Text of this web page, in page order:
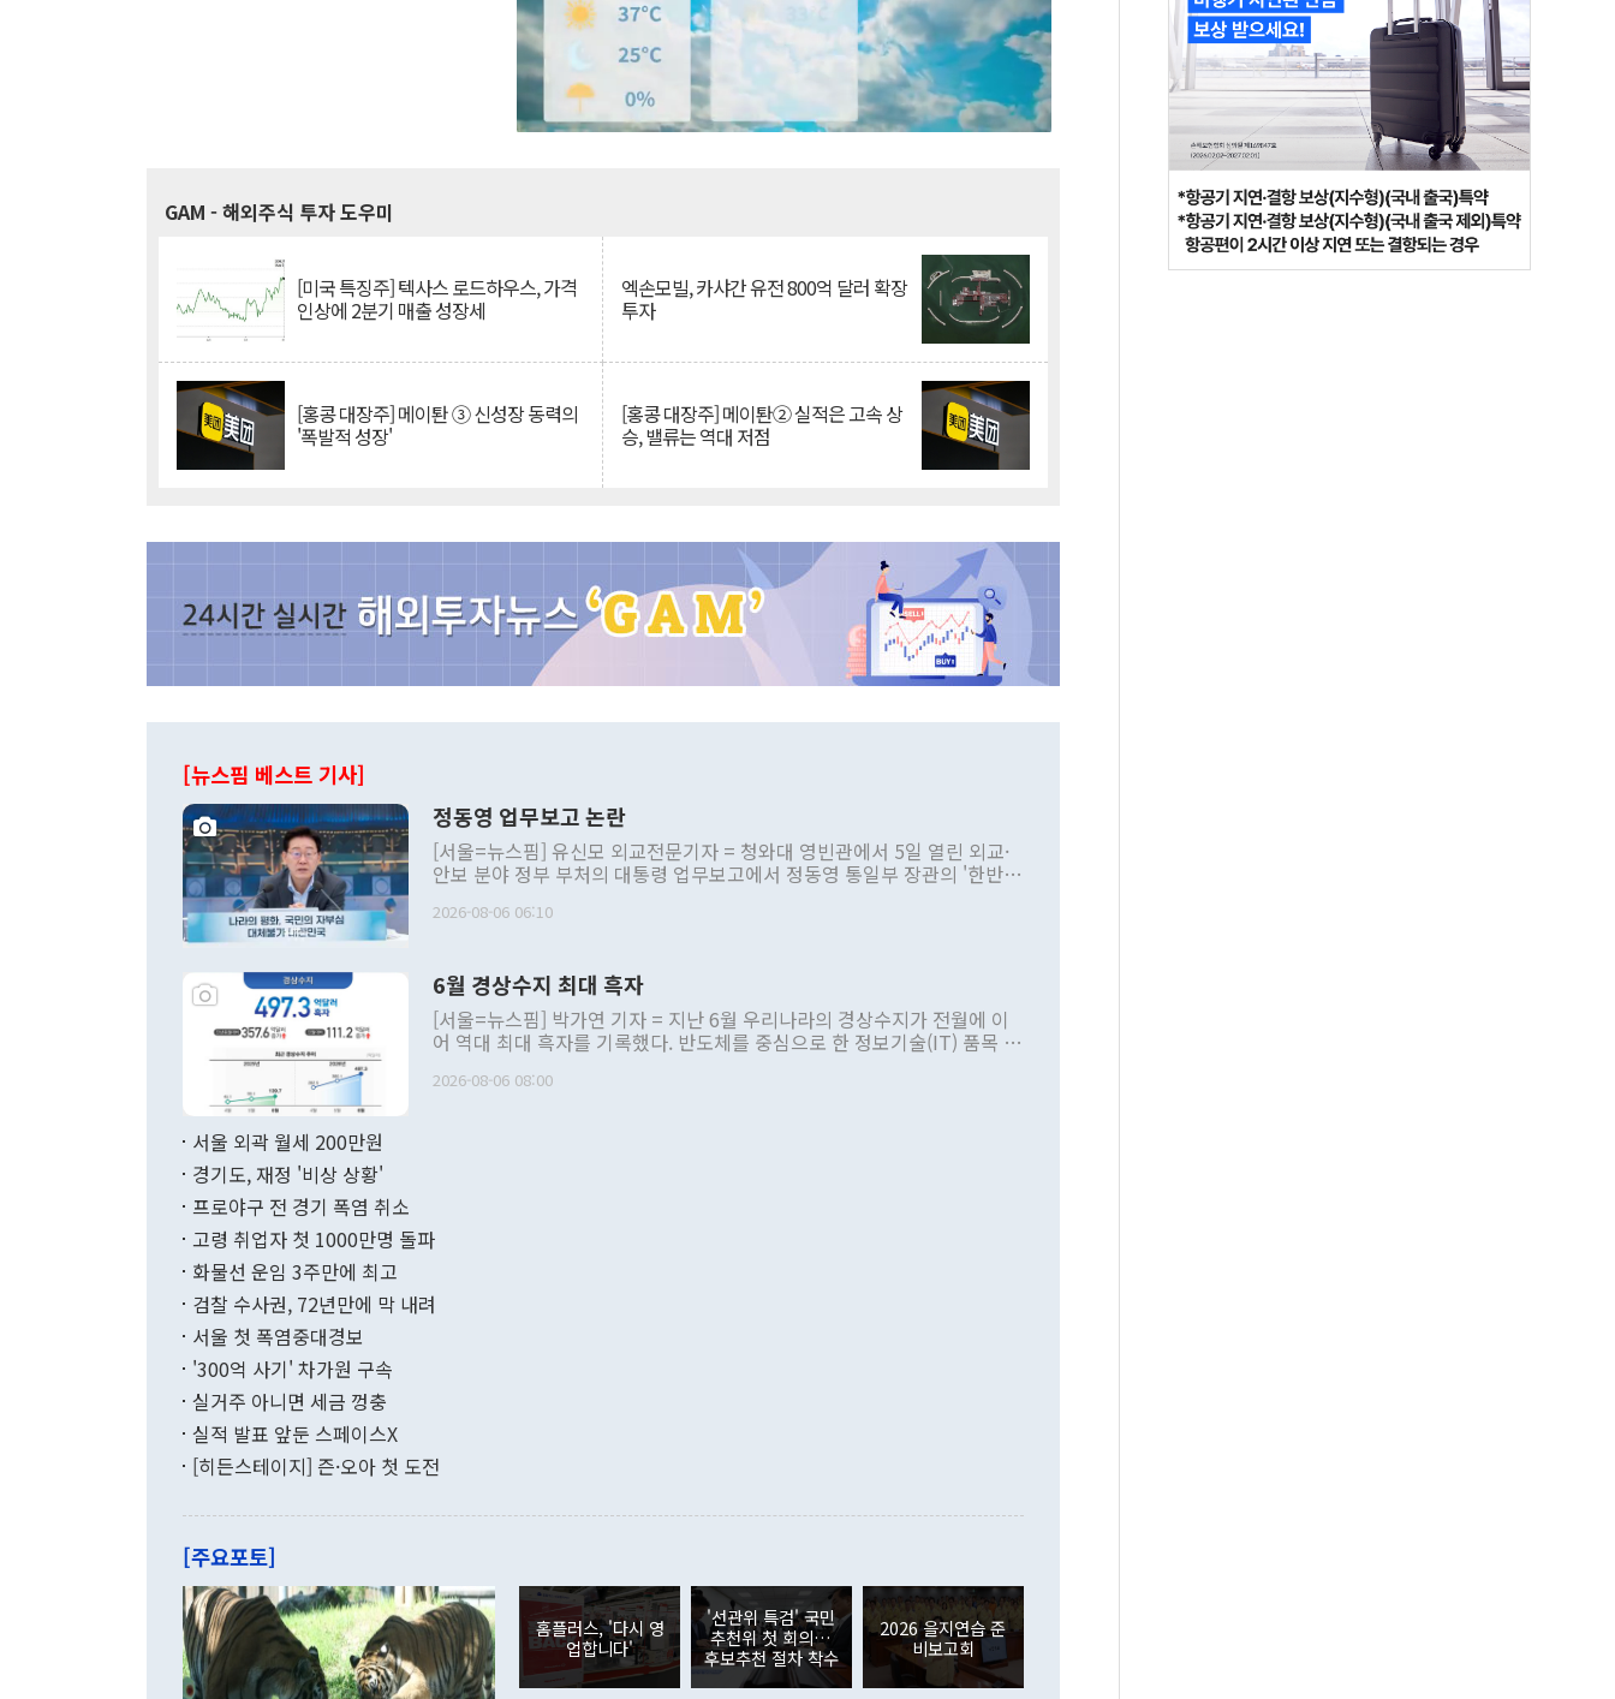
GAM - 해외주식 투자 도우미
[미국 특징주] 텍사스 로드하우스, 가격
인상에 2분기 매출 성장세
엑손모빌, 카샤간 유전 800억 달러 확장
투자
[홍콩 대장주] 메이퇀 ③ 신성장 동력의
'폭발적 성장'
[홍콩 대장주] 메이퇀② 실적은 고속 상
승, 밸류는 역대 저점
[뉴스핌 베스트 기사]
정동영 업무보고 논란
[서울=뉴스핌] 유신모 외교전문기자 = 청와대 영빈관에서 5일 열린 외교·
안보 분야 정부 부처의 대통령 업무보고에서 정동영 통일부 장관의 '한반도
발언 중에는 정부 내 조율을 거치지 않은 사안을 정책으로 추진하겠다고 공
주의적 희망에 근거한 비현실적 구상'이라는 비판을 내놨다. 그동안 정 장
관의 대북 정책 관련 발언이 물의를 빚은 적은 여러 번 있지만 대통령과 유
관 부처 장관이 공개적으로 부정적 입장을 표명한 것은 이례적이다. 정 장
관의 무리한 대북 접근법과 월권을 제어해야 한다는 목소리도 높아지고 있
다. [정동영 통일부 장관이 지난달 23일 오후 서울 종로구 정부서울청사에
무너졌다고도 했다. 또 "현 시점에서 흘러간 선(先)비핵화만 되뇌는 것은
함께 4자 대화의 동력을 확보하기 위해 최선을 다할 것"이라고 말했다. 하
"우리의 선의대로 하는 게 과연 한반도의 평화와 안정에 플러스냐, 결론적
관은 업무보고 사후 브리핑에서 정 장관이 언급한 '4자 회담'에 대해 "이상
이 9월 러시아 블라디보스토크에서 열리는 '동방경제포럼(EEF)'을 언급하
며 "정부 차원에서 (참석을) 검토하고 있다"고 발언한 데 대해서도 조 장관
은 "그것은 외교부의 몫"이라며 "아직 거기까지 진도가 나가지 않았다"고
잘랐다. 정 장관이 이날 소개한 대북 구상과 설명은 정부 내 조율을 거치지
않았다는 점에서 문제가 있다. 특히 주적 표현 대체와 국호 사용, 9·19 군
2026-08-06 06:10
6월 경상수지 최대 흑자
[서울=뉴스핌] 박가연 기자 = 지난 6월 우리나라의 경상수지가 전월에 이
어 역대 최대 흑자를 기록했다. 반도체를 중심으로 한 정보기술(IT) 품목 수
료=한국은행] 한국은행이 6일 발표한 '2026년 6월 국제수지(잠정)'에 따르
며 월간 기준 처음으로 1000억달러를 넘어섰다. 상품수입은 644억8000만
196.9% 급증했고 컴퓨터·주변기기(SSD)는 282.7% 증가했다. IT 품목
수출은 160.4% 늘었으며 비IT 품목도 ▲석유제품(47.5%) ▲화공품
기록했지만 지식재산권사용료수지는 전월 흑자에서 4억4000만달러 적자
로 전환됐다. 본원소득수지는 배당소득을 중심으로 32억7000만달러 흑자
는 배당수입이 늘어난 데다 전월 분기배당에 따른 기저효과로 배당지급이
였던 올해 3월(369억9000만달러)을 넘어선 것이다. 직접투자에서는 내국
인의 해외투자가 80억1000만달러, 외국인의 국내투자가 46억3000만달러
각각 증가했다. 증권투자에서는 외국인의 국내 주식 매도세가 이어졌다. 외
국인의 국내 주식 투자는 차익실현 매도 등의 영향으로 316억1000만달러
감소하며 전월(-310억5000만달러)에 이어 역대 최대 순매도 기록을 다시
2026-08-06 08:00
서울 외곽 월세 200만원
경기도, 재정 '비상 상황'
프로야구 전 경기 폭염 취소
고령 취업자 첫 1000만명 돌파
화물선 운임 3주만에 최고
검찰 수사권, 72년만에 막 내려
서울 첫 폭염중대경보
'300억 사기' 차가원 구속
실거주 아니면 세금 껑충
실적 발표 앞둔 스페이스X
[히든스테이지] 즌·오아 첫 도전
[주요포토]
홈플러스, '다시 영
업합니다'
'선관위 특검' 국민
추천위 첫 회의…
후보추천 절차 착수
2026 을지연습 준
비보고회